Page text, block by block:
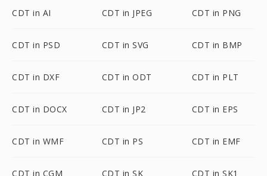
CDT in AI CDT in JPEG CDT in PNG
CDT in PSD CDT in SVG CDT in BMP
CDT in DXF CDT in ODT CDT in PLT
CDT in DOCX CDT in JP2 CDT in EPS
CDT in WMF CDT in PS CDT in EMF
CDT in CGM CDT in SK CDT in SK1